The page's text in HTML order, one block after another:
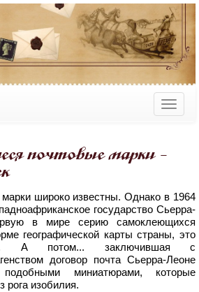
почтовые марки -
широко известны. Однако в 1964
государство Сьерра-
в мире серию самоклеющихся
географической карты страны, это
А потом... заключившая с
договор почта Сьерра-Леоне
миниатюрами, которые
рога изобилия.